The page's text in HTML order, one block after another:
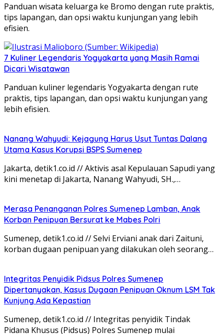
Panduan wisata keluarga ke Bromo dengan rute praktis,
tips lapangan, dan opsi waktu kunjungan yang lebih
efisien.
7 Kuliner Legendaris Yogyakarta yang Masih Ramai
Dicari Wisatawan
Panduan kuliner legendaris Yogyakarta dengan rute
praktis, tips lapangan, dan opsi waktu kunjungan yang
lebih efisien.
Nanang Wahyudi: Kejagung Harus Usut Tuntas Dalang
Utama Kasus Korupsi BSPS Sumenep
Jakarta, detik1.co.id // Aktivis asal Kepulauan Sapudi yang
kini menetap di Jakarta, Nanang Wahyudi, SH.,…
Merasa Penanganan Polres Sumenep Lamban, Anak
Korban Penipuan Bersurat ke Mabes Polri
Sumenep, detik1.co.id // Selvi Erviani anak dari Zaituni,
korban dugaan penipuan yang dilakukan oleh seorang…
Integritas Penyidik Pidsus Polres Sumenep
Dipertanyakan, Kasus Dugaan Penipuan Oknum LSM Tak
Kunjung Ada Kepastian
Sumenep, detik1.co.id // Integritas penyidik Tindak
Pidana Khusus (Pidsus) Polres Sumenep mulai